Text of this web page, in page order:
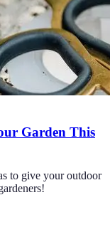
Garden This
to give your outdoor